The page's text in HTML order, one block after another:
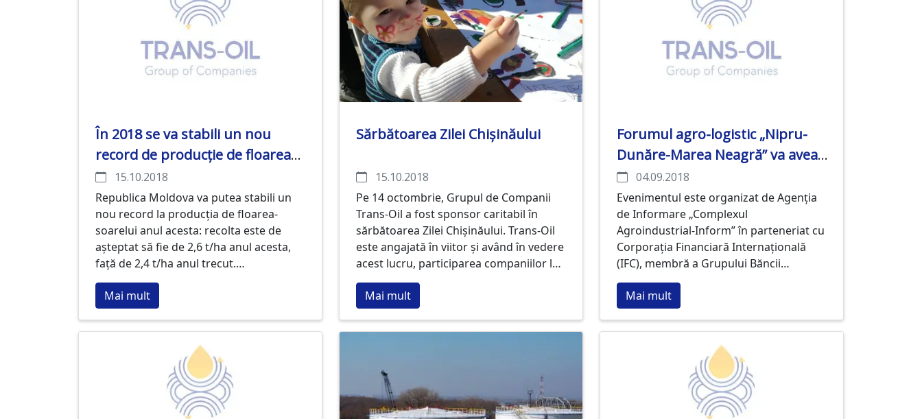
În 2018 se va stabili un nou
record de producție de floarea
soarelui în Moldova
15.10.2018
Republica Moldova va putea stabili un
nou record la producția de floarea-
soarelui anul acesta: recolta este de
așteptat să fie de 2,6 t/ha anul acesta,
față de 2,4 t/ha anul trecut.
Randamentul floarea soarelui a crescut
treptat în ultimii 4 ani.
Mai mult
Sărbătoarea Zilei Chișinăului
15.10.2018
Pe 14 octombrie, Grupul de Companii
Trans-Oil a fost sponsor caritabil în
sărbătoarea Zilei Chișinăului. Trans-Oil
este angajată în viitor și având în vedere
acest lucru, participarea companiilor la
eveniment a fost concentrată în special
pe a face din vacanță o zi plăcută pentru
cei mai tineri cetățeni ai Chișinăului.
Mai mult
Forumul agro-logistic „Nipru-
Dunăre-Marea Neagră” va avea
loc la Chișinău în perioada 2-3
octombrie.
04.09.2018
Evenimentul este organizat de Agenția
de Informare „Complexul
Agroindustrial-Inform” în parteneriat cu
Corporația Financiară Internațională
(IFC), membră a Grupului Băncii
Mondiale. Sponsorul general al
forumului este Grupul Trans-Oil.
Mai mult